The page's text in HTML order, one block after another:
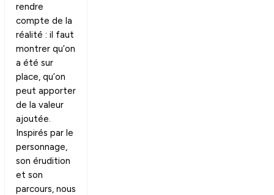
rendre
compte de la
réalité : il faut
montrer qu’on
a été sur
place, qu’on
peut apporter
de la valeur
ajoutée.
Inspirés par le
personnage,
son érudition
et son
parcours, nous